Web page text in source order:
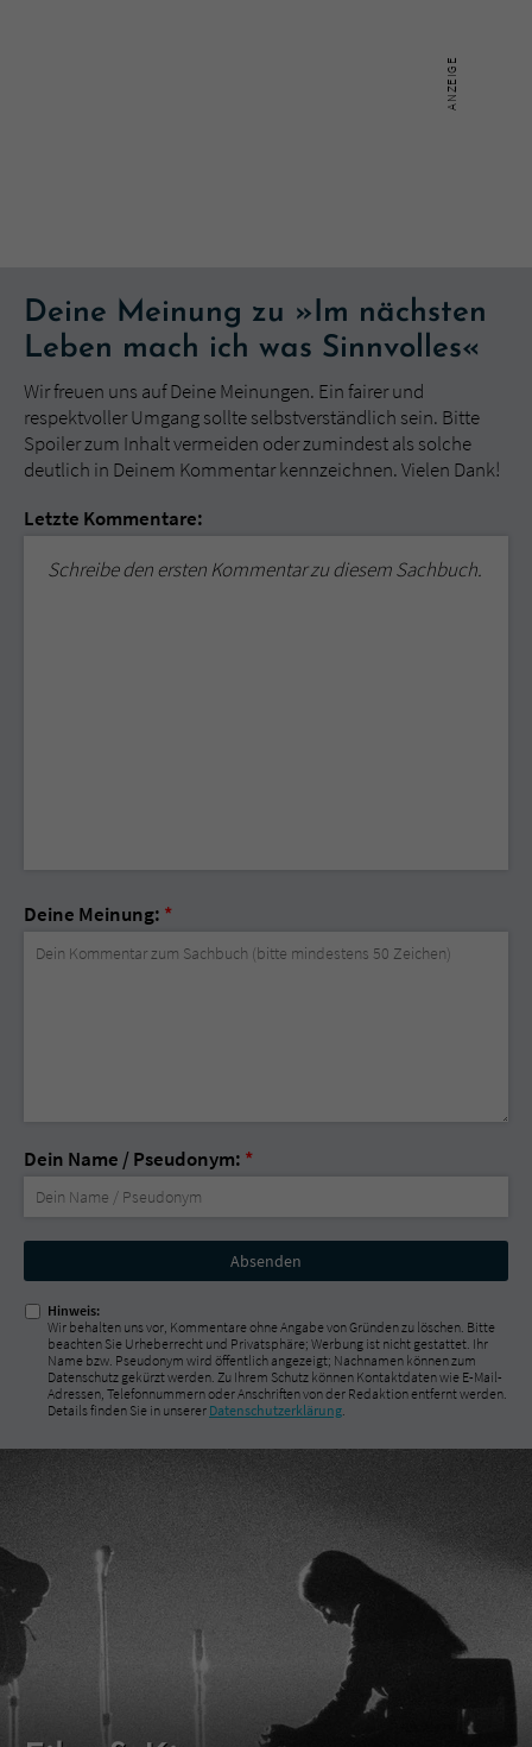
Deine Meinung zu »Im nächsten
Leben mach ich was Sinnvolles«
Wir freuen uns auf Deine Meinungen. Ein fairer und
respektvoller Umgang sollte selbstverständlich sein. Bitte
Spoiler zum Inhalt vermeiden oder zumindest als solche
deutlich in Deinem Kommentar kennzeichnen. Vielen Dank!
Letzte Kommentare:
Schreibe den ersten Kommentar zu diesem Sachbuch.
Deine Meinung: *
Dein Name / Pseudonym: *
Nicht
ausfüllen!
Hinweis:
Wir behalten uns vor, Kommentare ohne Angabe von Gründen zu löschen. Bitte
beachten Sie Urheberrecht und Privatsphäre; Werbung ist nicht gestattet. Ihr
Name bzw. Pseudonym wird öffentlich angezeigt; Nachnamen können zum
Datenschutz gekürzt werden. Zu Ihrem Schutz können Kontaktdaten wie E-Mail-
Adressen, Telefonnummern oder Anschriften von der Redaktion entfernt werden.
Details finden Sie in unserer Datenschutzerklärung.